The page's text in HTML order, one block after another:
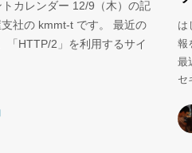
はじめに Infrastrucutre as Code
報をコードとして管理するとい
最近、といっても結構前からで